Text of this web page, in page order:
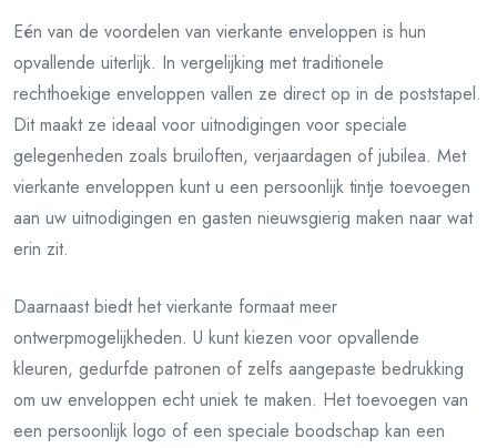
Eén van de voordelen van vierkante enveloppen is hun
opvallende uiterlijk. In vergelijking met traditionele
rechthoekige enveloppen vallen ze direct op in de poststapel.
Dit maakt ze ideaal voor uitnodigingen voor speciale
gelegenheden zoals bruiloften, verjaardagen of jubilea. Met
vierkante enveloppen kunt u een persoonlijk tintje toevoegen
aan uw uitnodigingen en gasten nieuwsgierig maken naar wat
erin zit.
Daarnaast biedt het vierkante formaat meer
ontwerpmogelijkheden. U kunt kiezen voor opvallende
kleuren, gedurfde patronen of zelfs aangepaste bedrukking
om uw enveloppen echt uniek te maken. Het toevoegen van
een persoonlijk logo of een speciale boodschap kan een